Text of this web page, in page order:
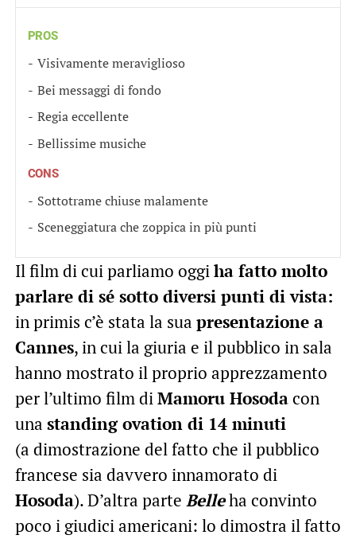
PROS
Visivamente meraviglioso
Bei messaggi di fondo
Regia eccellente
Bellissime musiche
CONS
Sottotrame chiuse malamente
Sceneggiatura che zoppica in più punti
Il film di cui parliamo oggiha fatto molto
parlare di sé sotto diversi punti di vista:
in primis c’è stata la sua presentazione a
Cannes, in cui la giuria e il pubblico in sala
hanno mostrato il proprio apprezzamento
per l’ultimo film diMamoru Hosodacon
una standing ovation di 14 minuti
(a dimostrazione del fatto che il pubblico
francese sia davvero innamorato di
Hosoda). D’altra parte Belleha convinto
poco i giudici americani: lo dimostra il fatto